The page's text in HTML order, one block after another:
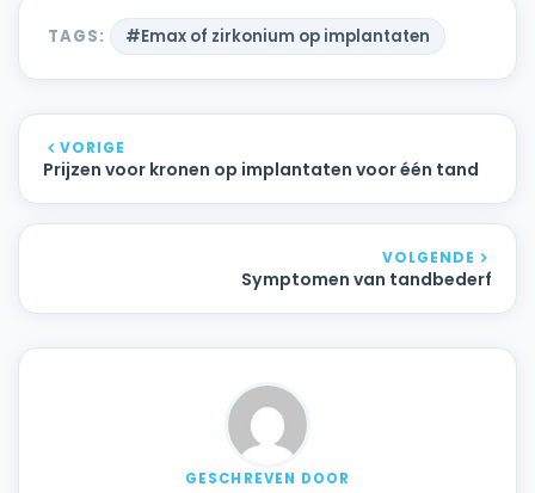
TAGS: #Emax of zirkonium op implantaten
VORIGE
Prijzen voor kronen op implantaten voor één tand
VOLGENDE
Symptomen van tandbederf
GESCHREVEN DOOR